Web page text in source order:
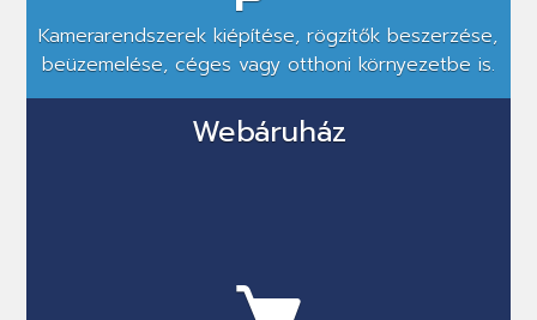
Kamerarendszerek kiépítése, rögzítők beszerzése,
beüzemelése, céges vagy otthoni környezetbe is.
Webáruház